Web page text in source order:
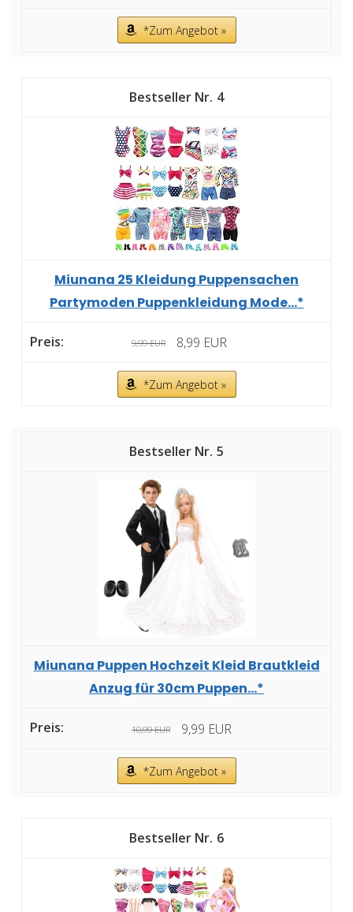
*Zum Angebot »
4
Miunana 25 Kleidung Puppensachen
Partymoden Puppenkleidung Mode...*
9,99 EUR 8,99 EUR
*Zum Angebot »
5
Miunana Puppen Hochzeit Kleid Brautkleid
Anzug für 30cm Puppen...*
10,99 EUR 9,99 EUR
*Zum Angebot »
6